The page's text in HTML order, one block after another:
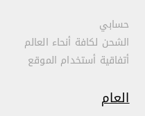
حسابي
الشحن لكافة أنحاء العالم
أتفاقية أستخدام الموقع
العام